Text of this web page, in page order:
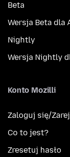
Beta
Wersja Beta dla
Nightly
Wersja Nightly
Konto Mozilli
Zaloguj się/
Co to jest?
Zresetuj hasło